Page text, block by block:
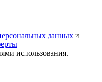
данных и
использования.